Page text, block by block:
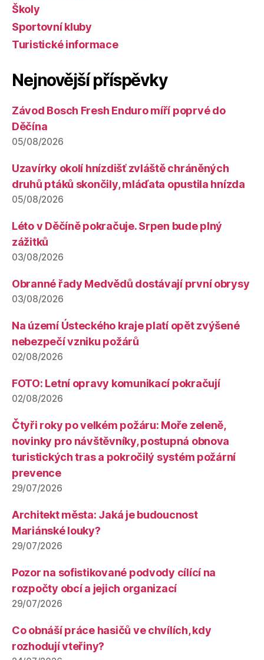
Školy
Sportovní kluby
Turistické informace
Nejnovější příspěvky
Závod Bosch Fresh Enduro míří poprvé do
Děčína
05/08/2026
Uzavírky okolí hnízdišť zvláště chráněných
druhů ptáků skončily, mláďata opustila hnízda
05/08/2026
Léto v Děčíně pokračuje. Srpen bude plný
zážitků
03/08/2026
Obranné řady Medvědů dostávají první obrysy
03/08/2026
Na území Ústeckého kraje platí opět zvýšené
nebezpečí vzniku požárů
02/08/2026
FOTO: Letní opravy komunikací pokračují
02/08/2026
Čtyři roky po velkém požáru: Moře zeleně,
novinky pro návštěvníky, postupná obnova
turistických tras a pokročilý systém požární
prevence
29/07/2026
Architekt města: Jaká je budoucnost
Mariánské louky?
29/07/2026
Pozor na sofistikované podvody cílící na
rozpočty obcí a jejich organizací
29/07/2026
Co obnáší práce hasičů ve chvílích, kdy
rozhodují vteřiny?